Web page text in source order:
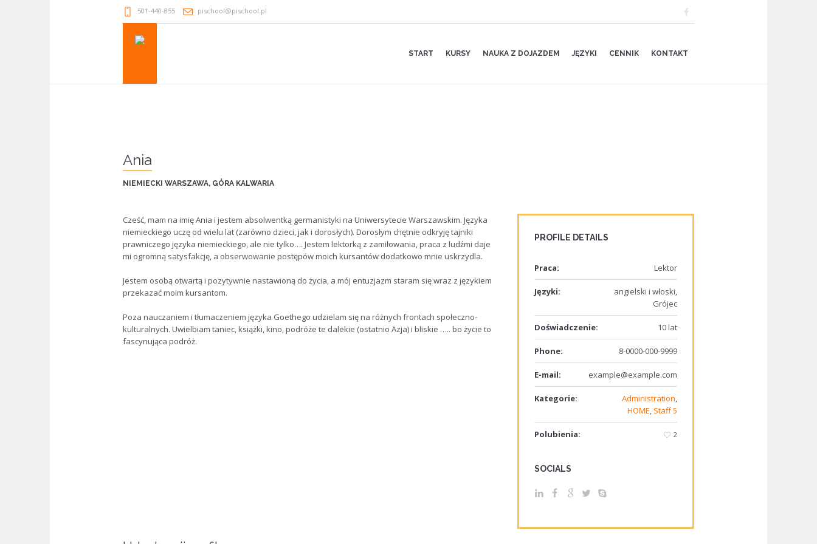
501-440-855 pischool@pischool.pl
START KURSY NAUKA Z DOJAZDEM JĘZYKI CENNIK KONTAKT
Ania
NIEMIECKI WARSZAWA, GÓRA KALWARIA
Cześć, mam na imię Ania i jestem absolwentką germanistyki na Uniwersytecie Warszawskim. Języka
niemieckiego uczę od wielu lat (zarówno dzieci, jak i dorosłych). Dorosłym chętnie odkryję tajniki
prawniczego języka niemieckiego, ale nie tylko…. Jestem lektorką z zamiłowania, praca z ludźmi daje
mi ogromną satysfakcję, a obserwowanie postępów moich kursantów dodatkowo mnie uskrzydla.
Jestem osobą otwartą i pozytywnie nastawioną do życia, a mój entuzjazm staram się wraz z językiem
przekazać moim kursantom.
Poza nauczaniem i tłumaczeniem języka Goethego udzielam się na różnych frontach społeczno-
kulturalnych. Uwielbiam taniec, książki, kino, podróże te dalekie (ostatnio Azja) i bliskie ….. bo życie to
fascynująca podróż.
PROFILE DETAILS
Praca: Lektor
Języki:
angielski i włoski,
Grójec
Doświadczenie: 10 lat
Phone: 8-0000-000-9999
E-mail: example@example.com
Kategorie: Administration,
HOME, Staff 5
Polubienia: 2
SOCIALS